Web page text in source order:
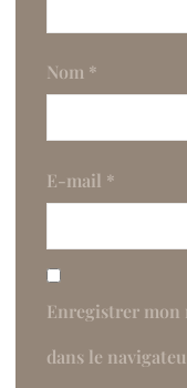
Nom *
E-mail *
Enregistrer mon
dans le